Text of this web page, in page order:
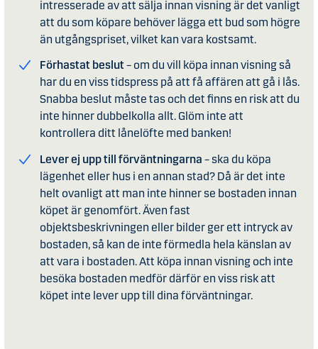
intresserade av att sälja innan visning är det vanligt
att du som köpare behöver lägga ett bud som högre
än utgångspriset, vilket kan vara kostsamt.
Förhastat beslut– om du vill köpa innan visning så
har du en viss tidspress på att få affären att gå i lås.
Snabba beslut måste tas och det finns en risk att du
inte hinner dubbelkolla allt. Glöm inte att
kontrollera ditt lånelöfte med banken!
Lever ej upp till förväntningarna – ska du köpa
lägenhet eller hus i en annan stad? Då är det inte
helt ovanligt att man inte hinner se bostaden innan
köpet är genomfört. Även fast
objektsbeskrivningen eller bilder ger ett intryck av
bostaden, så kan de inte förmedla hela känslan av
att vara i bostaden. Att köpa innan visning och inte
besöka bostaden medför därför en viss risk att
köpet inte lever upp till dina förväntningar.